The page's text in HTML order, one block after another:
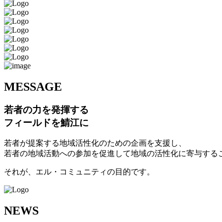
MESSAGE
若者の力を発揮する
フィールドを鯖江に
若者が提案する地域活性化のための企画を支援し、
若者の地域活動への参加を促進して地域の活性化に寄与する
それが、エル・コミュニティの目的です。
NEWS